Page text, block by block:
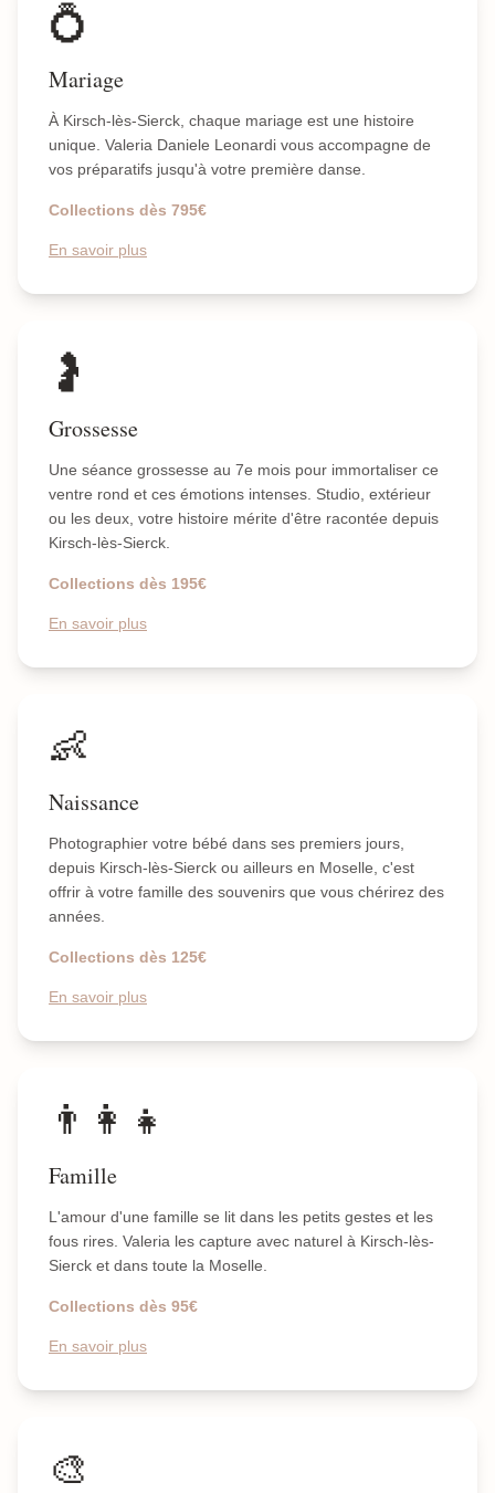
💍
Mariage
À Kirsch-lès-Sierck, chaque mariage est une histoire
unique. Valeria Daniele Leonardi vous accompagne de
vos préparatifs jusqu'à votre première danse.
Collections dès 795€
En savoir plus
🤰
Grossesse
Une séance grossesse au 7e mois pour immortaliser ce
ventre rond et ces émotions intenses. Studio, extérieur
ou les deux, votre histoire mérite d'être racontée depuis
Kirsch-lès-Sierck.
Collections dès 195€
En savoir plus
👶
Naissance
Photographier votre bébé dans ses premiers jours,
depuis Kirsch-lès-Sierck ou ailleurs en Moselle, c'est
offrir à votre famille des souvenirs que vous chérirez des
années.
Collections dès 125€
En savoir plus
👨‍👩‍👧
Famille
L'amour d'une famille se lit dans les petits gestes et les
fous rires. Valeria les capture avec naturel à Kirsch-lès-
Sierck et dans toute la Moselle.
Collections dès 95€
En savoir plus
🎨